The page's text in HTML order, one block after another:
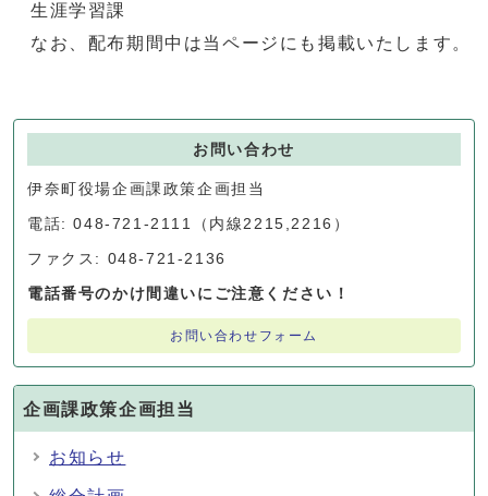
生涯学習課
なお、配布期間中は当ページにも掲載いたします。
お問い合わせ
伊奈町役場企画課政策企画担当
電話: 048-721-2111（内線2215,2216）
ファクス: 048-721-2136
電話番号のかけ間違いにご注意ください！
お問い合わせフォーム
企画課政策企画担当
お知らせ